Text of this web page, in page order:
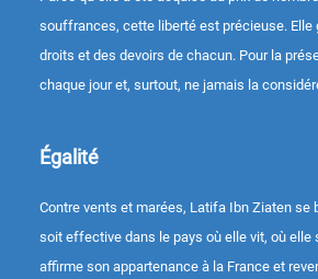
souffrances, cette liberté est précieuse. Elle
droits et des devoirs de chacun. Pour la
chaque jour et, surtout, ne jamais la
Égalité
Contre vents et marées, Latifa Ibn Ziaten se
soit effective dans le pays où elle vit, où elle
affirme son appartenance à la France et